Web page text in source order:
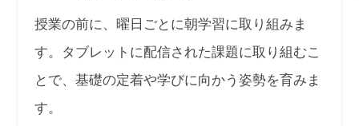
授業の前に、曜日ごとに朝学習に取り組みま
す。タブレットに配信された課題に取り組むこ
とで、基礎の定着や学びに向かう姿勢を育みま
す。